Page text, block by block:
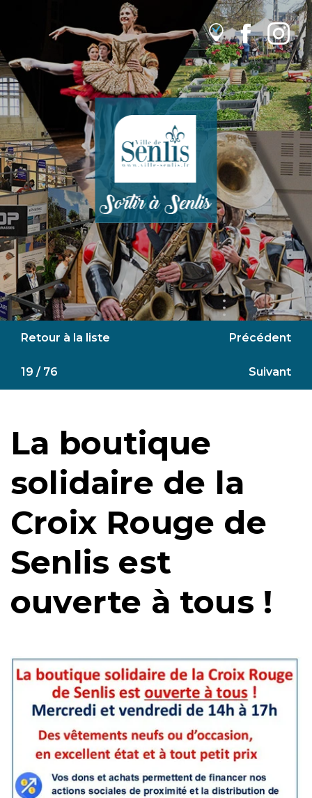
Retour à la liste Précédent
19 / 76 Suivant
La boutique
solidaire de la
Croix Rouge de
Senlis est
ouverte à tous !